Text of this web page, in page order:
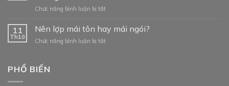
thép
trọng
lượng
nhẹ
Chức năng bình luận bị tắtở
nhìn
mỏng
11
Th10
Nên lợp mái tôn hay mái ngói?
Chức năng bình luận bị tắtở
PHỔ BIẾN